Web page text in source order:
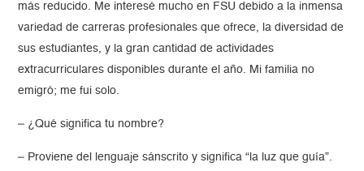
más reducido. Me interesé mucho en FSU debido a la inmensa
variedad de carreras profesionales que ofrece, la diversidad de
sus estudiantes, y la gran cantidad de actividades
extracurriculares disponibles durante el año. Mi familia no
emigró; me fui solo.
– ¿Qué significa tu nombre?
– Proviene del lenguaje sánscrito y significa “la luz que guía”.